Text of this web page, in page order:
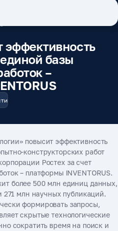
эффективность
базы
–
повысит эффективность
конструкторских работ
Ростех за счет
– платформы INVENTORUS.
более 500 млн единиц данных,
271 млн научных публикаций.
формировать запросы,
скрытые технологические
сократить время на поиск и